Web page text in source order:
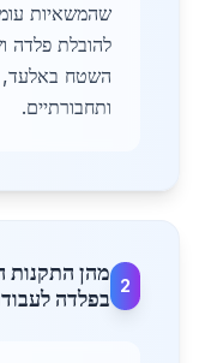
שהמשאיות
להובלת פלדה
השטח באלעד,
ותחבורתיים.
2
מהן התקנות
בפלדה